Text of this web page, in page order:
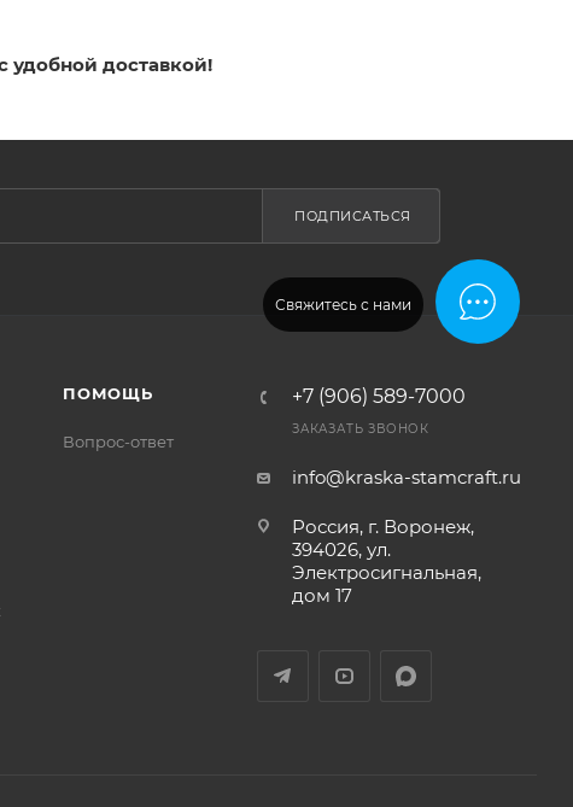
Свяжитесь с нами
удобной доставкой!
ПОДПИСАТЬСЯ
ПОМОЩЬ
Вопрос-ответ
+7 (906) 589-7000
ЗАКАЗАТЬ ЗВОНОК
info@kraska-stamcraft.ru
Россия, г. Воронеж,
394026, ул.
Электросигнальная,
дом 17